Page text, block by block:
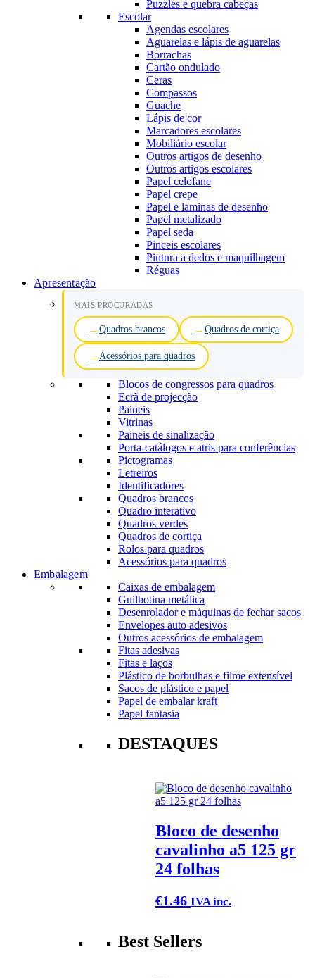
Puzzles e quebra cabeças
Escolar
Agendas escolares
Aguarelas e lápis de aguarelas
Borrachas
Cartão ondulado
Ceras
Compassos
Guache
Lápis de cor
Marcadores escolares
Mobiliário escolar
Outros artigos de desenho
Outros artigos escolares
Papel celofane
Papel crepe
Papel e laminas de desenho
Papel metalizado
Papel seda
Pinceis escolares
Pintura a dedos e maquilhagem
Réguas
Apresentação
MAIS PROCURADAS
Quadros brancos Quadros de cortiça
Acessórios para quadros
Blocos de congressos para quadros
Ecrã de projecção
Paineis
Vitrinas
Paineis de sinalização
Porta-catálogos e atris para conferências
Pictogramas
Letreiros
Identificadores
Quadros brancos
Quadro interativo
Quadros verdes
Quadros de cortiça
Rolos para quadros
Acessórios para quadros
Embalagem
Caixas de embalagem
Guilhotina metálica
Desenrolador e máquinas de fechar sacos
Envelopes auto adesivos
Outros acessórios de embalagem
Fitas adesivas
Fitas e laços
Plástico de borbulhas e filme extensível
Sacos de plástico e papel
Papel de embalar kraft
Papel fantasia
DESTAQUES
Bloco de desenho
cavalinho a5 125 gr
24 folhas
€1.46 IVA inc.
Best Sellers